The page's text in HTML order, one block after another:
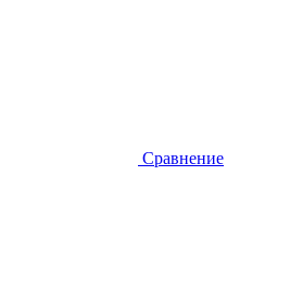
Сравнение